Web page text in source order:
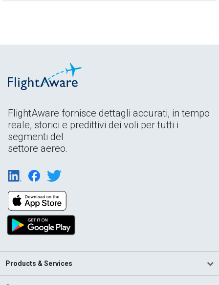
FlightAware fornisce dettagli accurati, in tempo
reale, storici e predittivi dei voli per tutti i
segmenti del
settore aereo.
Products & Services